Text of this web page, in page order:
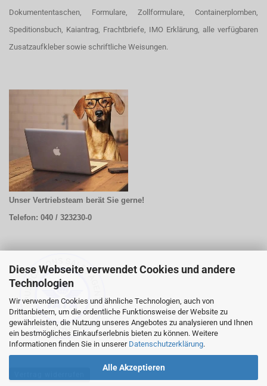
Diese Webseite verwendet Cookies und andere
Technologien
Wir verwenden Cookies und ähnliche Technologien, auch von
Drittanbietern, um die ordentliche Funktionsweise der Website zu
gewährleisten, die Nutzung unseres Angebotes zu analysieren und Ihnen
ein bestmögliches Einkaufserlebnis bieten zu können. Weitere
Informationen finden Sie in unserer Datenschutzerklärung.
Alle Akzeptieren
Dokumententaschen, Formulare, Zollformulare, Containerplomben,
Speditionsbuch, Kaiantrag, Frachtbriefe, IMO Erklärung, alle verfügbaren
Zusatzaufkleber sowie schriftliche Weisungen.
Unser Vertriebsteam berät Sie gerne!
Telefon: 040 / 323230-0